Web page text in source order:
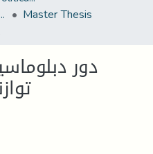
Sciences Master Thesis
دور